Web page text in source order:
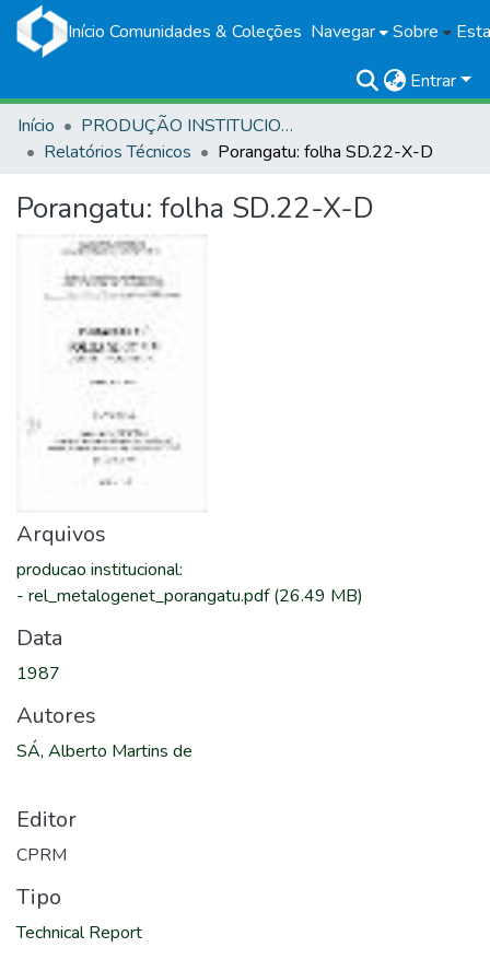
Início Comunidades & Coleções Navegar Sobre
Entrar
Início
PRODUÇÃO INSTITUCIONAL
Relatórios Técnicos
Porangatu: folha SD.22-X-D
Porangatu: folha SD.22-X-D
Arquivos
producao institucional:
- rel_metalogenet_porangatu.pdf(26.49 MB)
Data
1987
Autores
SÁ, Alberto Martins de
Editor
CPRM
Tipo
Technical Report